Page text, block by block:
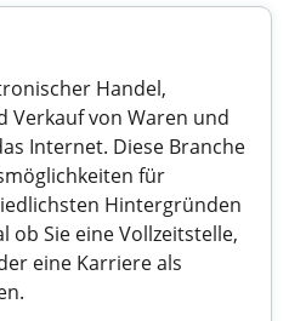
Handel,
Verkauf von Waren und
Internet. Diese Branche
für
Hintergründen
ob Sie eine Vollzeitstelle,
eine Karriere als